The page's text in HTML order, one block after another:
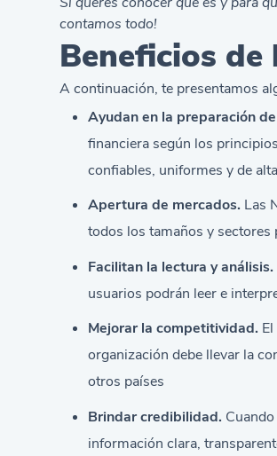
contamos todo!
Beneficios de
A continuación, te presentamos
Ayudan en la preparación
financiera según los
confiables, uniformes y de
Apertura de mercados. Las
todos los tamaños y
Facilitan la lectura y análisis.
usuarios podrán leer e
Mejorar la competitividad.
organización debe llevar la
otros países
Brindar credibilidad.
información clara,